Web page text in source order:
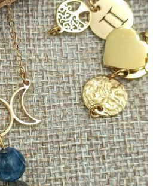
peuvent
être
choisies
sur
la
page
du
produit